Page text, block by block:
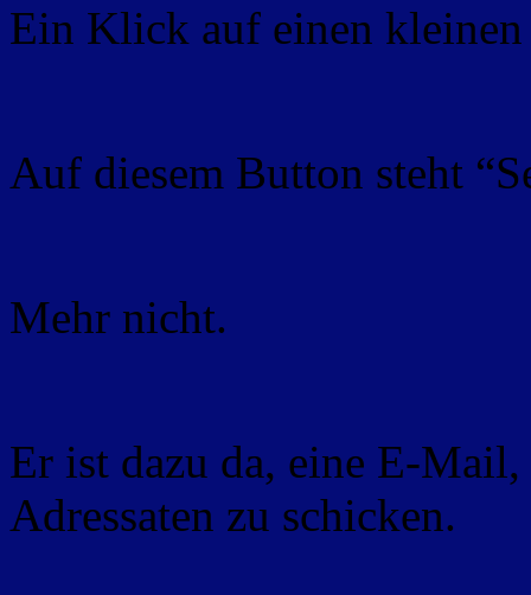
Ein Klick auf einen
Auf diesem Button steht
Mehr nicht.
Er ist dazu da, eine E-
Adressaten zu schicken.